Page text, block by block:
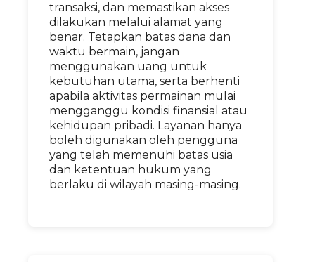
transaksi, dan memastikan akses
dilakukan melalui alamat yang
benar. Tetapkan batas dana dan
waktu bermain, jangan
menggunakan uang untuk
kebutuhan utama, serta berhenti
apabila aktivitas permainan mulai
mengganggu kondisi finansial atau
kehidupan pribadi. Layanan hanya
boleh digunakan oleh pengguna
yang telah memenuhi batas usia
dan ketentuan hukum yang
berlaku di wilayah masing-masing.